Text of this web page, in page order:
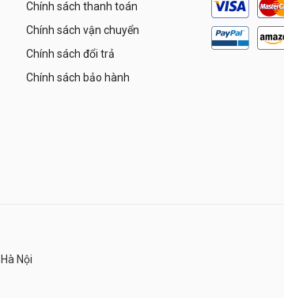
Chính sách thanh toán
Chính sách vận chuyển
Chính sách đổi trả
Chính sách bảo hành
Nội